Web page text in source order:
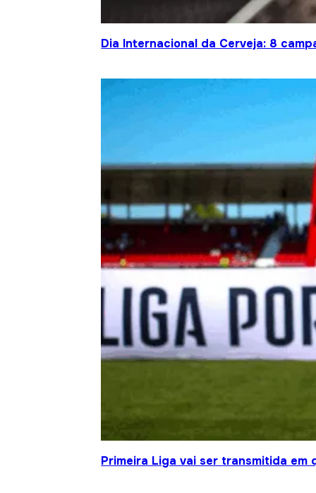
Dia Internacional da Cerveja: 8
Primeira Liga vai ser transmitida